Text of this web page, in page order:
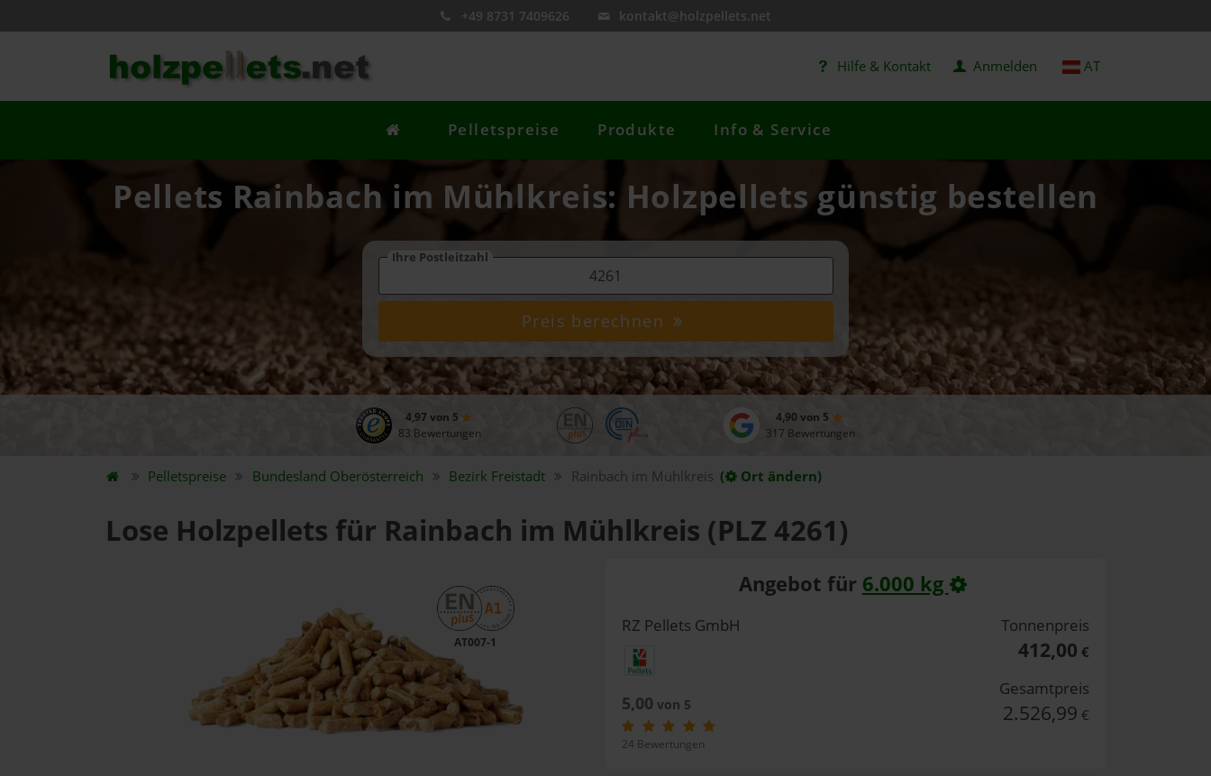
+49 8731 7409626 kontakt@holzpellets.net
Hilfe & Kontakt Anmelden AT
Pelletspreise Produkte Info & Service
Pellets Rainbach im Mühlkreis: Holzpellets günstig bestellen
Ihre Postleitzahl
Preis berechnen
4,97 von 5
83 Bewertungen
4,90 von 5
317 Bewertungen
Pelletspreise Bundesland Oberösterreich Bezirk Freistadt Rainbach im Mühlkreis ( Ort ändern)
Lose Holzpellets für Rainbach im Mühlkreis (PLZ 4261)
AT007-1
Angebot für 6.000 kg
RZ Pellets GmbH
5,00 von 5
24 Bewertungen
Tonnenpreis
412,00 €
Gesamtpreis
2.526,99 €